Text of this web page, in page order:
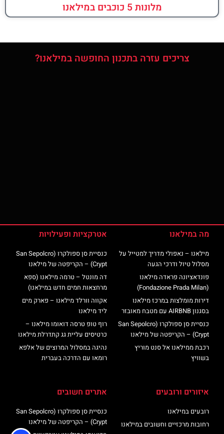
מלונות 5 כוכבים במילאנו
צריכים עזרה בתכנון החופשה במילאנו?
מה במילאנו
מילאנו – נאפולי מדריך למטייל על
מסלול טיול ודרכי הגעה
פונדאציונה פראדה מילאנו
(Fondazione Prada Milan)
דירות מומלצות במרכז מילאנו
בסגנון AIRBNB עם מטבח מאובזר
כנסיית סן ספולקרו (San Sepolcro
Crypt) – הקריפטה של מילאנו
רכבת ממילאנו אל סנט מוריץ
בשוויץ
אטרקציות ופעילויות
כנסיית סן ספולקרו (San Sepolcro
Crypt) – הקריפטה של מילאנו
דה מונטל – טרמה מילאנו (ספא
מרחצאות חמים חדש במילאנו)
אקווה וורלד מילאנו – פארק מים
ליד מילאנו
רוף טופ טרסה דואומו מילאנו –
כרטיסים עליית גג קתדרלת מילאנו
נהיגה במסלול המרוצים של אלפא
רומאו עם הדרכה בעברית
איזורים ורובעים
רובעים במילאנו
רחובות מרכזיים וחשובים במילאנו
אתרים חשובים
כנסיית סן ספולקרו (San Sepolcro
Crypt) – הקריפטה של מילאנו